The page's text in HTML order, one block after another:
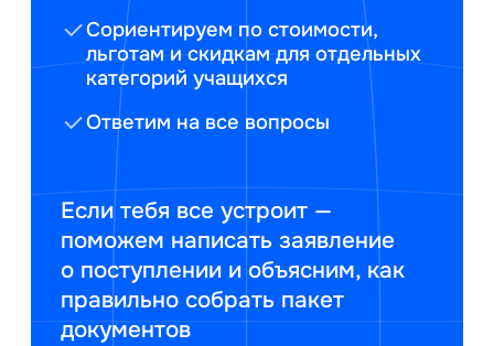
Сориентируем по стоимости,
льготам и скидкам для отдельных
категорий учащихся
Ответим на все вопросы
Если тебя все устроит —
поможем написать заявление
о поступлении и объясним, как
правильно собрать пакет
документов